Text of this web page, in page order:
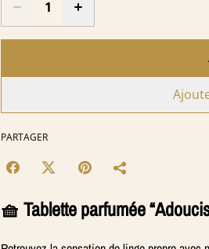
PARTAGER
🧺 Tablette parfumée